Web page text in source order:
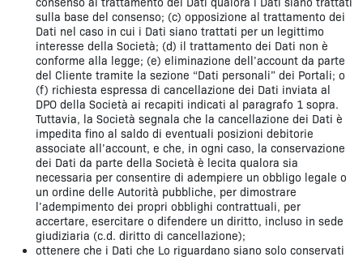
sulla base del consenso; (c) opposizione al trattamento dei
Dati nel caso in cui i Dati siano trattati per un legittimo
interesse della Società; (d) il trattamento dei Dati non è
conforme alla legge; (e) eliminazione dell’account da parte
del Cliente tramite la sezione “Dati personali” dei Portali; o
(f) richiesta espressa di cancellazione dei Dati inviata al
DPO della Società ai recapiti indicati al paragrafo 1 sopra.
Tuttavia, la Società segnala che la cancellazione dei Dati è
impedita fino al saldo di eventuali posizioni debitorie
associate all’account, e che, in ogni caso, la conservazione
dei Dati da parte della Società è lecita qualora sia
necessaria per consentire di adempiere un obbligo legale o
un ordine delle Autorità pubbliche, per dimostrare
l’adempimento dei propri obblighi contrattuali, per
accertare, esercitare o difendere un diritto, incluso in sede
giudiziaria (c.d. diritto di cancellazione);
ottenere che i Dati che Lo riguardano siano solo conservati